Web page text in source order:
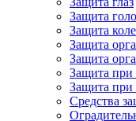
Защита
Защита
Защита
Защита
Защита при
Защита при
Средства